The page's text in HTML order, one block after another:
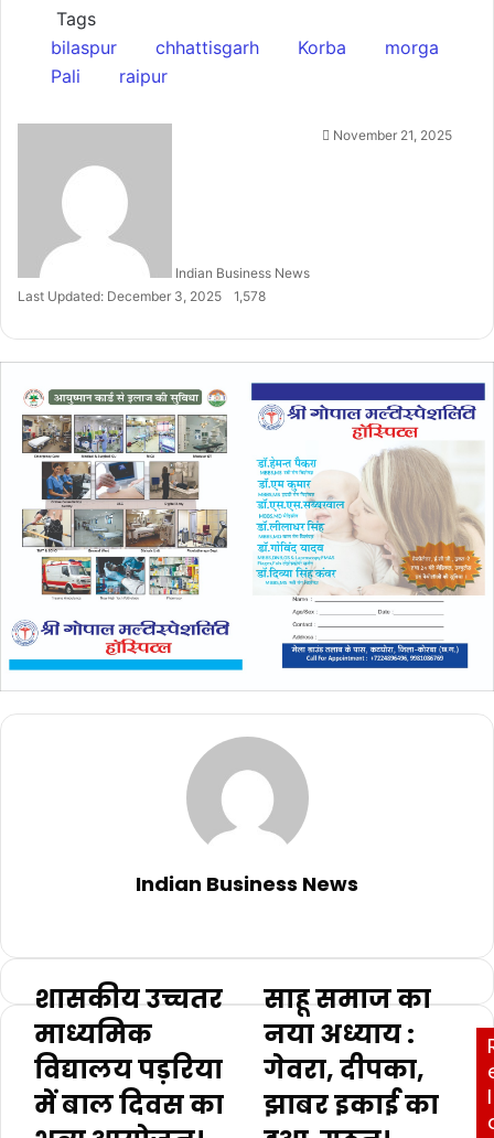
Tags
bilaspur
chhattisgarh Korba
morga
Pali
raipur
Indian Business News
SendNovember 21, 2025
Last Updated: December 3, 2025 1,578
Indian Business News
शासकीय उच्चतर
माध्यमिक
विद्यालय पड़रिया
में बाल दिवस का
साहू समाज का
नया अध्याय :
गेवरा, दीपका,
झाबर इकाई का
l